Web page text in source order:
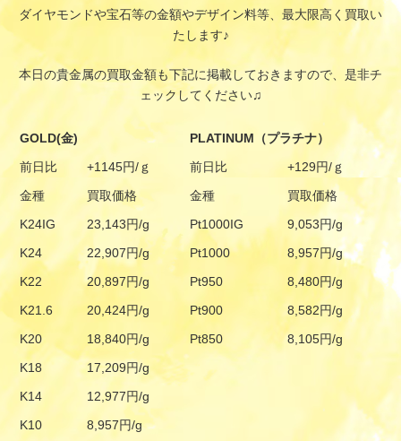
ダイヤモンドや宝石等の金額やデザイン料等、最大限高く買取い
たします♪
本日の貴金属の買取金額も下記に掲載しておきますので、是非チ
ェックしてください♫
GOLD(金)
PLATINUM（プラチナ）
前日比
+1145円/ｇ 前日比
+129円/ｇ
金種
買取価格 金種
買取価格
K24IG
23,143円/g Pt1000IG
9,053円/g
K24
22,907円/g Pt1000
8,957円/g
K22
20,897円/g Pt950
8,480円/g
K21.6
20,424円/g Pt900
8,582円/g
K20
18,840円/g Pt850
8,105円/g
K18
17,209円/g
K14
12,977円/g
K10
8,957円/g